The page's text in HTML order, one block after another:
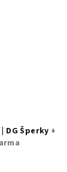
DG Šperky +